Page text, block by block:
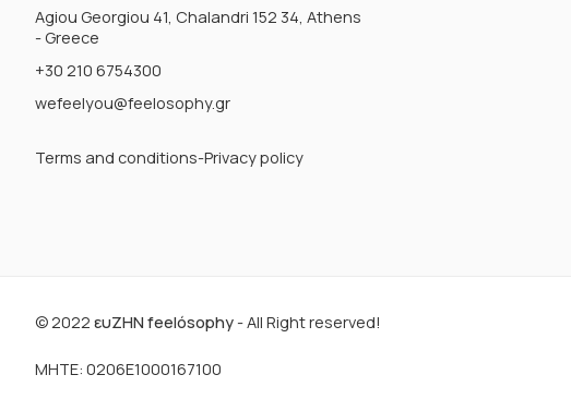
Agiou Georgiou 41, Chalandri 152 34, Athens
- Greece
+30 210 6754300
wefeelyou@feelosophy.gr
Terms and conditions-Privacy policy
© 2022 ευΖΗΝ feelόsophy- All Right reserved!
ΜΗΤΕ: 0206E1000167100